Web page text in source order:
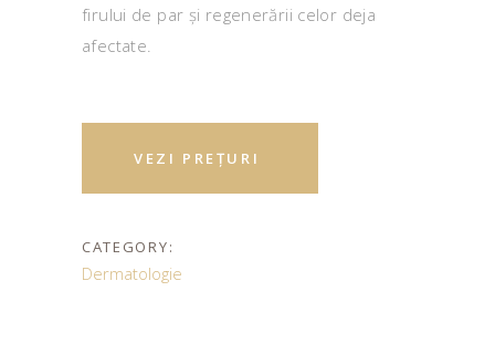
firului de par și regenerării celor deja
afectate.
VEZI PREȚURI
CATEGORY:
Dermatologie